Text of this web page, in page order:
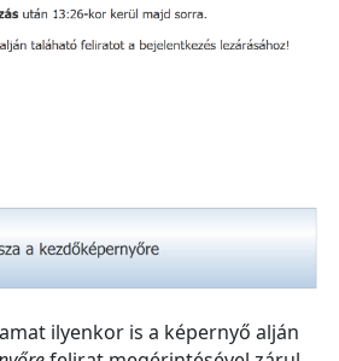
ilyenkor is a képernyő alján